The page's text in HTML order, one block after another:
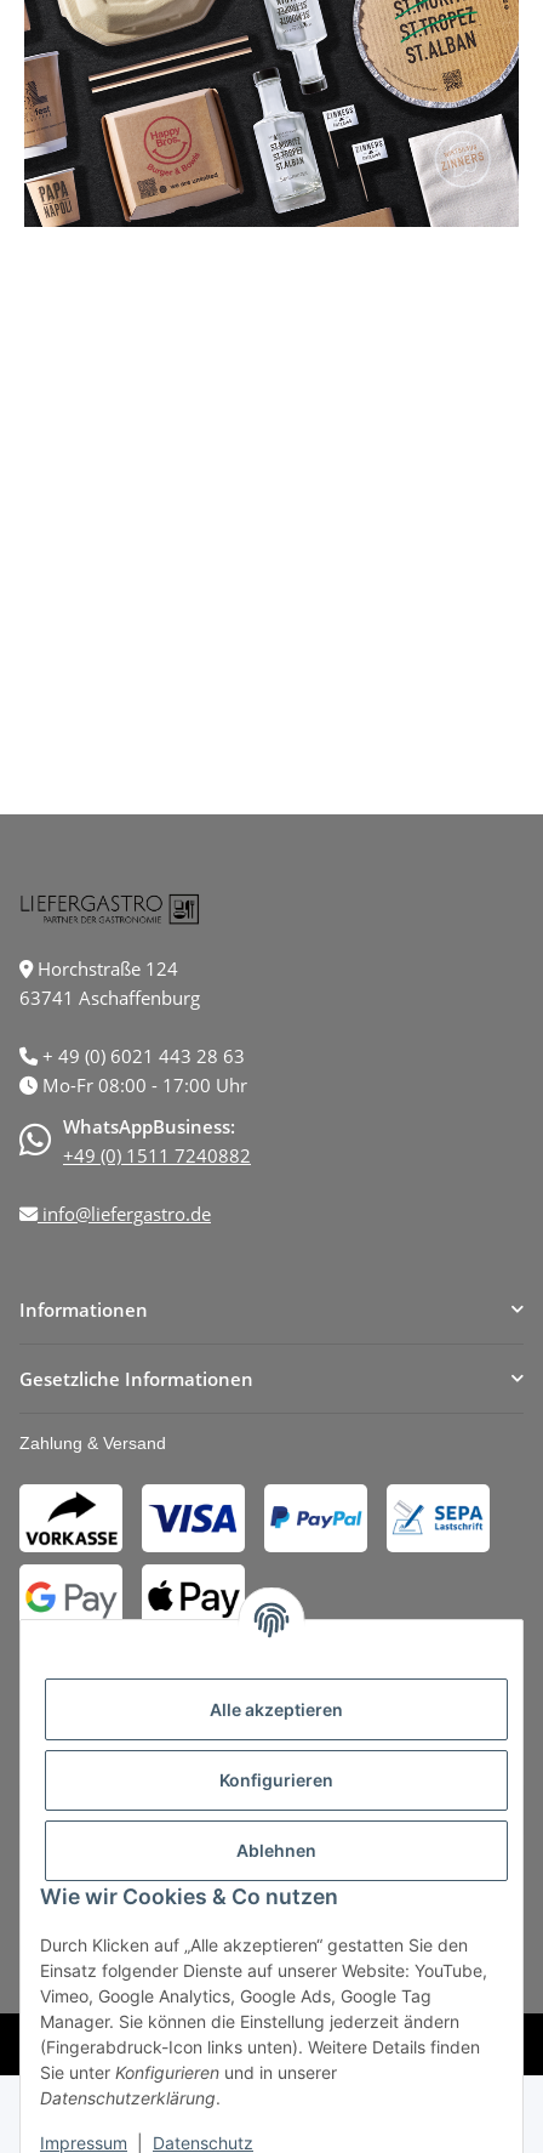
Alle akzeptieren
Konfigurieren
Ablehnen
Wie wir Cookies & Co nutzen
Durch Klicken auf „Alle akzeptieren“ gestatten Sie den
Einsatz folgender Dienste auf unserer Website: YouTube,
Vimeo, Google Analytics, Google Ads, Google Tag
Manager. Sie können die Einstellung jederzeit ändern
(Fingerabdruck-Icon links unten). Weitere Details finden
Sie unter Konfigurieren und in unserer
Datenschutzerklärung.
Impressum Datenschutz
Horchstraße 124
63741 Aschaffenburg
+ 49 (0) 6021 443 28 63
Mo-Fr 08:00 - 17:00 Uhr
WhatsAppBusiness:
+49 (0) 1511 7240882
info@liefergastro.de
Informationen
Gesetzliche Informationen
Zahlung & Versand
Vertrag widerrufen
* Alle Preise zzgl. gesetzlicher USt., zzgl.Versand, zzgl.
Mindermengenzuschlag
Powered byJTL-Shop